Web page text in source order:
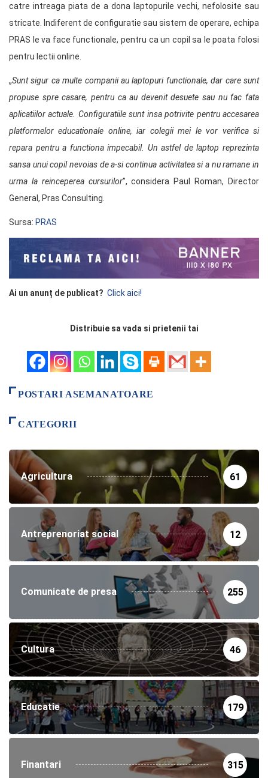
catre intreaga piata de a dona laptopurile vechi, nefolosite sau
stricate. Indiferent de configuratie sau sistem de operare, echipa
PRAS le va face functionale, pentru ca un copil sa le poata folosi
pentru lectii online.
„Sunt sigur ca multe companii au laptopuri functionale, dar care sunt
propuse spre casare, pentru ca au devenit desuete sau nu fac fata
aplicatiilor actuale. Configuratiile sunt insa potrivite pentru accesarea
platformelor educationale online, iar colegii mei le vor verifica si
repara pentru a functiona impecabil. Un astfel de laptop reprezinta
sansa unui copil nevoias de a-si continua activitatea si a nu ramane in
urma la reinceperea cursurilor”, considera Paul Roman, Director
General, Pras Consulting.
Sursa: PRAS
Ai un anunț de publicat? Click aici!
Distribuie sa vada si prietenii tai
POSTARI ASEMANATOARE
CATEGORII
Agricultura 61
Antreprenoriat social 12
Comunicate de presa 255
Cultura 46
Educatie 179
Finantari 315